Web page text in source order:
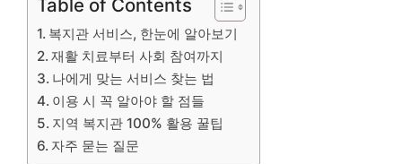
Table of Contents
복지관 서비스, 한눈에 알아보기
재활 치료부터 사회 참여까지
나에게 맞는 서비스 찾는 법
이용 시 꼭 알아야 할 점들
지역 복지관 100% 활용 꿀팁
자주 묻는 질문